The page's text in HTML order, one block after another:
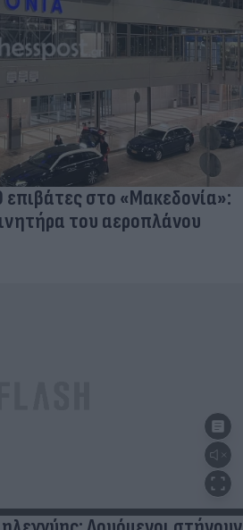
στο «Μακεδονία»:
του αεροπλάνου